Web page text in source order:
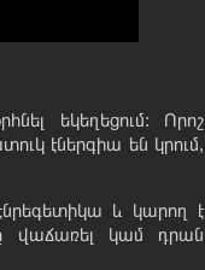
եկեղեցում: Որոշ
էներգիա են կրում,
և կարող է
վաճառել կամ դրան